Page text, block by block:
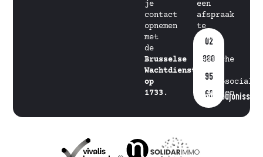
je
contact
opnemen
met
de
Brusselse
Wachtdienst
op
1733 .
02
880
95
60
een
afspraak
te
maken
medische
en
psychosociale
diensten.